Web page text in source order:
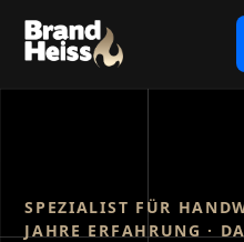
SPEZIALIST FÜR
JAHRE ERFAHRUNG ·